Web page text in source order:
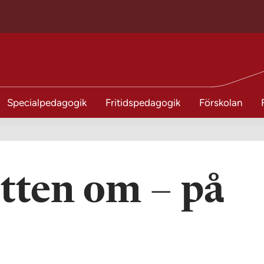
Specialpedagogik Fritidspedagogik Förskolan
om – på